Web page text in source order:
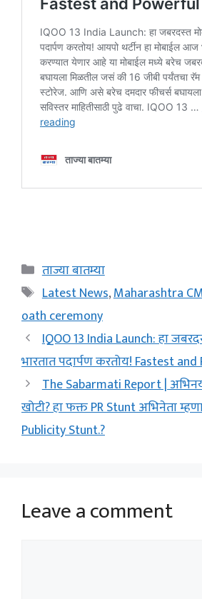
Categories
ताज्या बातम्या
Tags
Latest News,Maharashtra
oath ceremony
IQOO 13 India Launch: हा
भारतात पदार्पण करतोय! Fastest
The Sabarmati Report | अभिनय
खोटी? हा फक्त PR Stunt अभिनेता
Publicity Stunt.?
Leave a comment